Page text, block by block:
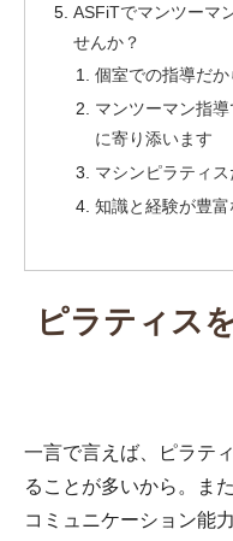
ASFiTでマンツーマ
せんか？
個室での指導だか
マンツーマン指
に寄り添います
マシンピラティ
知識と経験が豊
ピラティス
一言で言えば、ピラテ
ることが多いから。ま
コミュニケーション能